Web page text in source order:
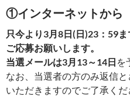
①インターネットから
只今より3月8日(日)23：59ま
ご応募お願いします。
当選メールは3月13～14日 を
なお、当選者の方のみ返信と
いただきますのでご了承くだ